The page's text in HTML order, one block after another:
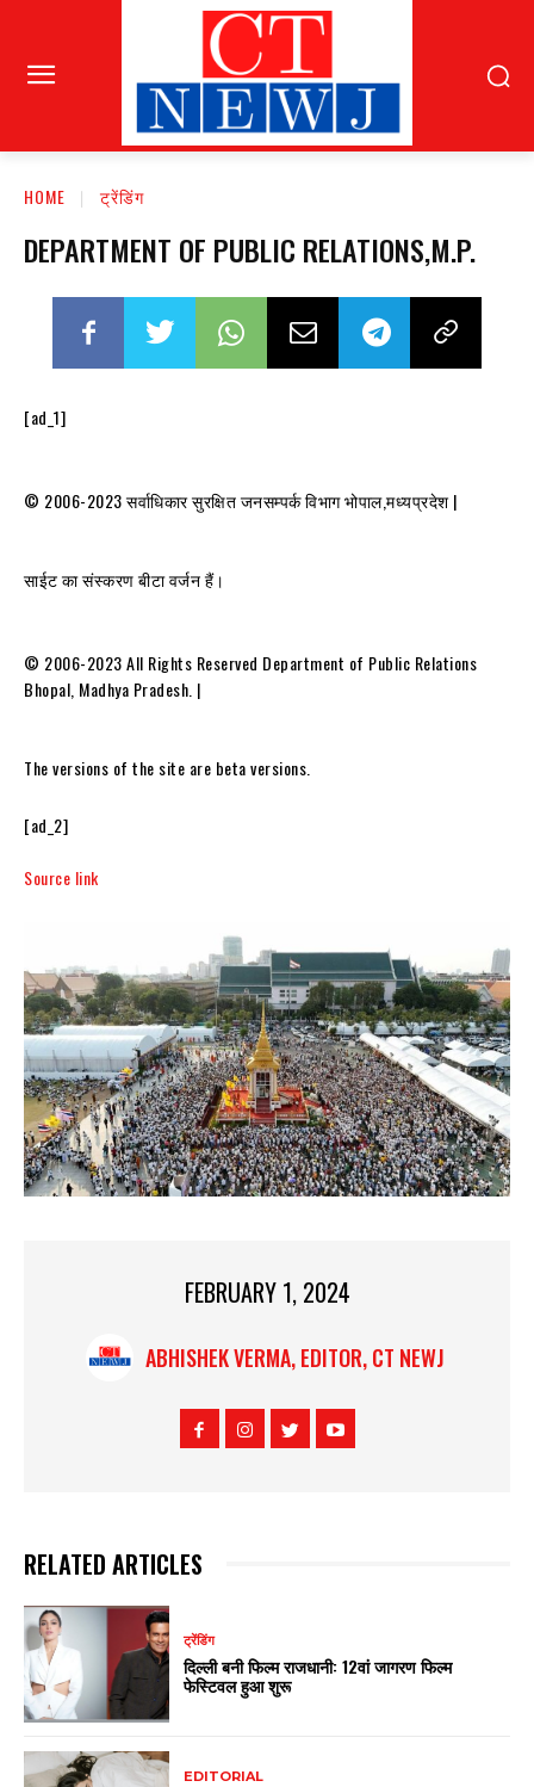
HOME ट्रेंडिंग
DEPARTMENT OF PUBLIC RELATIONS,M.P.
[ad_1]
© 2006-2023 सर्वाधिकार सुरक्षित जनसम्पर्क विभाग भोपाल,मध्यप्रदेश |
साईट का संस्करण बीटा वर्जन हैं।
© 2006-2023 All Rights Reserved Department of Public Relations
Bhopal, Madhya Pradesh. |
The versions of the site are beta versions.
[ad_2]
Source link
FEBRUARY 1, 2024
ABHISHEK VERMA, EDITOR, CT NEWJ
RELATED ARTICLES
ट्रेंडिंग
दिल्ली बनी फिल्म राजधानी: 12वां जागरण फिल्म
फेस्टिवल हुआ शुरू
EDITORIAL